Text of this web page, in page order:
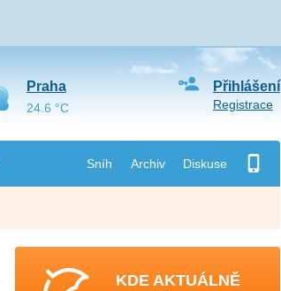
Sníh Archiv Diskuse
Přihlášení
Registrace
Praha
24.6 °C
KDE AKTUÁLNĚ